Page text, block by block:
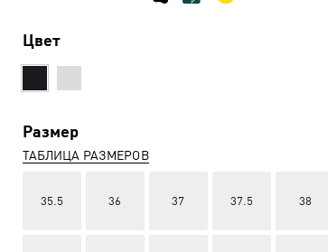
Цвет
Размер
ТАБЛИЦА РАЗМЕРОВ
35.5 36 37 37.5 38